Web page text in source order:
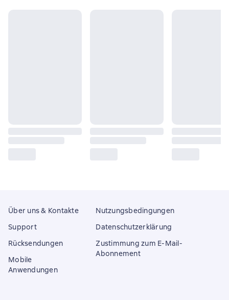
Über uns & Kontakte
Support
Rücksendungen
Mobile
Anwendungen
Nutzungsbedingungen
Datenschutzerklärung
Zustimmung zum E-Mail-
Abonnement